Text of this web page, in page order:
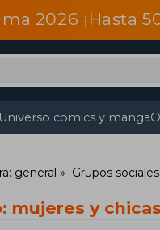
2026 ¡Hasta
Universo comics y manga
general Grupos
mujeres y chicas